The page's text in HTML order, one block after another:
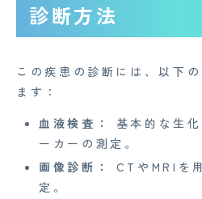
診断方法
この疾患の診断には、以下
ます：
血液検査：
基本的な生
ーカーの測定。
画像診断：
CTやMRIを
定。
AGAメディア
お知らせ
イベント